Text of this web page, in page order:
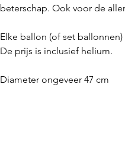
beterschap. Ook voor de
Elke ballon (of set
De prijs is inclusief helium.
Diameter ongeveer 47 cm